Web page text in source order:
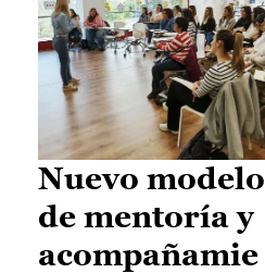
Nuevo modelo
de mentoría y
acompañamie